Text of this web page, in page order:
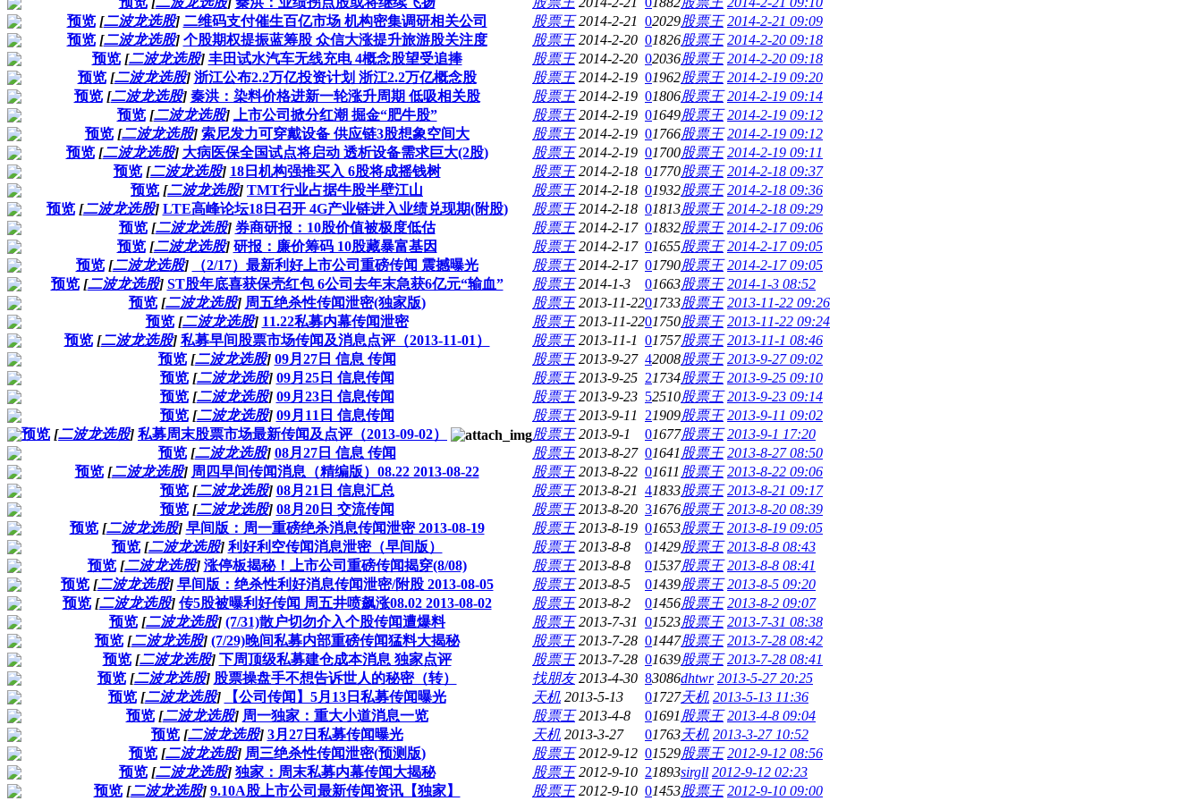
预览 [二波龙选股] 二维码支付催生百亿市场 机构密集调研相关公司 股票王 2014-2-21 02029股票王 2014-2-21 09:09
预览 [二波龙选股] 个股期权提振蓝筹股 众信大涨提升旅游股关注度 股票王 2014-2-20 01826股票王 2014-2-20 09:18
预览 [二波龙选股] 丰田试水汽车无线充电 4概念股望受追捧 股票王 2014-2-20 02036股票王 2014-2-20 09:18
预览 [二波龙选股] 浙江公布2.2万亿投资计划 浙江2.2万亿概念股 股票王 2014-2-19 01962股票王 2014-2-19 09:20
预览 [二波龙选股] 秦洪：染料价格进新一轮涨升周期 低吸相关股 股票王 2014-2-19 01806股票王 2014-2-19 09:14
预览 [二波龙选股] 上市公司掀分红潮 掘金“肥牛股” 股票王 2014-2-19 01649股票王 2014-2-19 09:12
预览 [二波龙选股] 索尼发力可穿戴设备 供应链3股想象空间大 股票王 2014-2-19 01766股票王 2014-2-19 09:12
预览 [二波龙选股] 大病医保全国试点将启动 透析设备需求巨大(2股) 股票王 2014-2-19 01700股票王 2014-2-19 09:11
预览 [二波龙选股] 18日机构强推买入 6股将成摇钱树 股票王 2014-2-18 01770股票王 2014-2-18 09:37
预览 [二波龙选股] TMT行业占据牛股半壁江山 股票王 2014-2-18 01932股票王 2014-2-18 09:36
预览 [二波龙选股] LTE高峰论坛18日召开 4G产业链进入业绩兑现期(附股) 股票王 2014-2-18 01813股票王 2014-2-18 09:29
预览 [二波龙选股] 券商研报：10股价值被极度低估 股票王 2014-2-17 01832股票王 2014-2-17 09:06
预览 [二波龙选股] 研报：廉价筹码 10股藏暴富基因 股票王 2014-2-17 01655股票王 2014-2-17 09:05
预览 [二波龙选股] （2/17）最新利好上市公司重磅传闻 震撼曝光 股票王 2014-2-17 01790股票王 2014-2-17 09:05
预览 [二波龙选股] ST股年底喜获保壳红包 6公司去年末急获6亿元“输血” 股票王 2014-1-3 01663股票王 2014-1-3 08:52
预览 [二波龙选股] 周五绝杀性传闻泄密(独家版) 股票王 2013-11-2201733股票王 2013-11-22 09:26
预览 [二波龙选股] 11.22私募内幕传闻泄密 股票王 2013-11-2201750股票王 2013-11-22 09:24
预览 [二波龙选股] 私募早间股票市场传闻及消息点评（2013-11-01） 股票王 2013-11-1 01757股票王 2013-11-1 08:46
预览 [二波龙选股] 09月27日 信息 传闻 股票王 2013-9-27 42008股票王 2013-9-27 09:02
预览 [二波龙选股] 09月25日 信息传闻 股票王 2013-9-25 21734股票王 2013-9-25 09:10
预览 [二波龙选股] 09月23日 信息传闻 股票王 2013-9-23 52510股票王 2013-9-23 09:14
预览 [二波龙选股] 09月11日 信息传闻 股票王 2013-9-11 21909股票王 2013-9-11 09:02
预览 [二波龙选股] 私募周末股票市场最新传闻及点评（2013-09-02） 股票王 2013-9-1 01677股票王 2013-9-1 17:20
预览 [二波龙选股] 08月27日 信息 传闻 股票王 2013-8-27 01641 股票王 2013-8-27 08:50
预览 [二波龙选股] 周四早间传闻消息（精编版）08.22 2013-08-22 股票王 2013-8-22 01611 股票王 2013-8-22 09:06
预览 [二波龙选股] 08月21日 信息汇总 股票王 2013-8-21 41833股票王 2013-8-21 09:17
预览 [二波龙选股] 08月20日 交流传闻 股票王 2013-8-20 31676股票王 2013-8-20 08:39
预览 [二波龙选股] 早间版：周一重磅绝杀消息传闻泄密 2013-08-19 股票王 2013-8-19 01653股票王 2013-8-19 09:05
预览 [二波龙选股] 利好利空传闻消息泄密（早间版） 股票王 2013-8-8 01429股票王 2013-8-8 08:43
预览 [二波龙选股] 涨停板揭秘！上市公司重磅传闻揭穿(8/08) 股票王 2013-8-8 01537股票王 2013-8-8 08:41
预览 [二波龙选股] 早间版：绝杀性利好消息传闻泄密/附股 2013-08-05 股票王 2013-8-5 01439股票王 2013-8-5 09:20
预览 [二波龙选股] 传5股被曝利好传闻 周五井喷飙涨08.02 2013-08-02 股票王 2013-8-2 01456股票王 2013-8-2 09:07
预览 [二波龙选股] (7/31)散户切勿介入个股传闻遭爆料 股票王 2013-7-31 01523股票王 2013-7-31 08:38
预览 [二波龙选股] (7/29)晚间私募内部重磅传闻猛料大揭秘 股票王 2013-7-28 01447股票王 2013-7-28 08:42
预览 [二波龙选股] 下周顶级私募建仓成本消息 独家点评 股票王 2013-7-28 01639股票王 2013-7-28 08:41
预览 [二波龙选股] 股票操盘手不想告诉世人的秘密（转） 找朋友 2013-4-30 83086dhtwr 2013-5-27 20:25
预览 [二波龙选股] 【公司传闻】5月13日私募传闻曝光 天机 2013-5-13 01727天机 2013-5-13 11:36
预览 [二波龙选股] 周一独家：重大小道消息一览 股票王 2013-4-8 01691 股票王 2013-4-8 09:04
预览 [二波龙选股] 3月27日私募传闻曝光 天机 2013-3-27 01763天机 2013-3-27 10:52
预览 [二波龙选股] 周三绝杀性传闻泄密(预测版) 股票王 2012-9-12 01529股票王 2012-9-12 08:56
预览 [二波龙选股] 独家：周末私募内幕传闻大揭秘 股票王 2012-9-10 21893sirgll 2012-9-12 02:23
预览 [二波龙选股] 9.10A股上市公司最新传闻资讯【独家】 股票王 2012-9-10 01453股票王 2012-9-10 09:00